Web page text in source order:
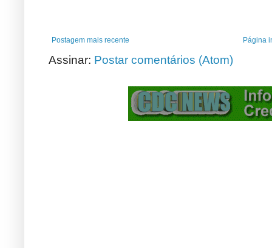
Postagem mais recente Página
Assinar: Postar comentários (Atom)